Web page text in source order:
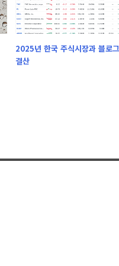
2025년 한국 주식시장과 블로그
결산